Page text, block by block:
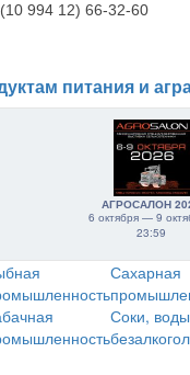
(10 994 12) 66-32-60
питания и
АГРОСАЛОН
6 октября — 9
23:59
Сахарная
Соки,